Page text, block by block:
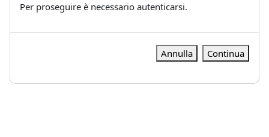
Per proseguire è necessario autenticarsi.
Annulla Continua